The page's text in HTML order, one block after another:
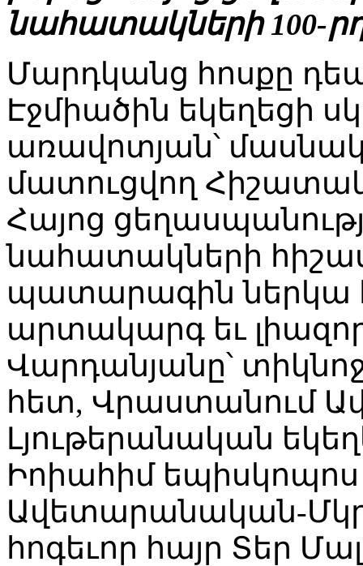
նահատակների 100-
Մարդկանց հոսքը
Էջմիածին եկեղեցի
առավոտյան՝
մատուցվող
Հայոց
նահատակների
պատարագին ներկա
արտակարգ եւ
Վարդանյանը՝
հետ, Վրաստանում
Լյութերանական
Իոիահիմ
Ավետարանական-
հոգեւոր հայր Տեր